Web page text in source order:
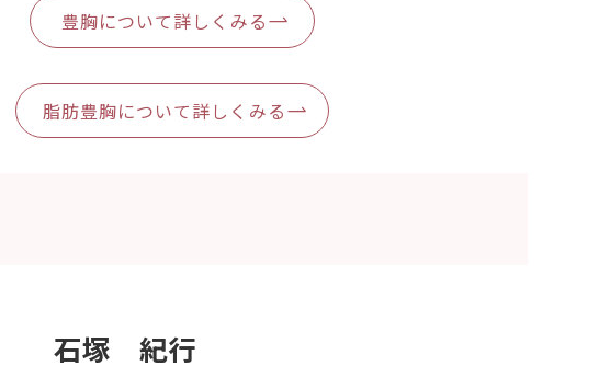
豊胸について詳しくみる
脂肪豊胸について詳しくみる
石塚 紀行